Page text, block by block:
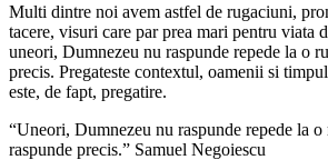
Multi dintre noi avem astfel de rugaciuni,
tacere, visuri care par prea mari pentru viata
uneori, Dumnezeu nu raspunde repede la o
precis. Pregateste contextul, oamenii si
este, de fapt, pregatire.
“Uneori, Dumnezeu nu raspunde repede la o
raspunde precis.” Samuel Negoiescu